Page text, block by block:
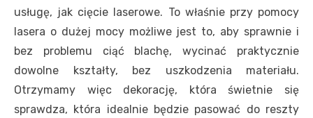
usługę, jak cięcie laserowe. To właśnie przy pomocy
lasera o dużej mocy możliwe jest to, aby sprawnie i
bez problemu ciąć blachę, wycinać praktycznie
dowolne kształty, bez uszkodzenia materiału.
Otrzymamy więc dekorację, która świetnie się
sprawdza, która idealnie będzie pasować do reszty